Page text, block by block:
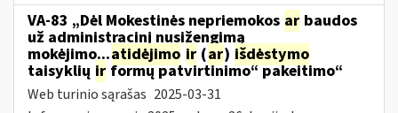
VA-83 „Dėl Mokestinės nepriemokos ar baudos
už administracinį nusižengimą
mokėjimo...atidėjimo ir (ar) išdėstymo
taisyklių ir formų patvirtinimo“ pakeitimo“
Web turinio sąrašas 2025-03-31